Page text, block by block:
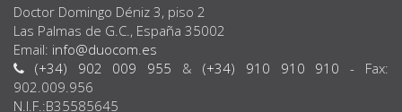
Doctor Domingo Déniz 3, piso 2
Las Palmas de G.C., España 35002
Email: info@duocom.es
(+34) 902 009 955 & (+34) 910 910 910 - Fax:
902.009.956
N.I.F.:B35585645